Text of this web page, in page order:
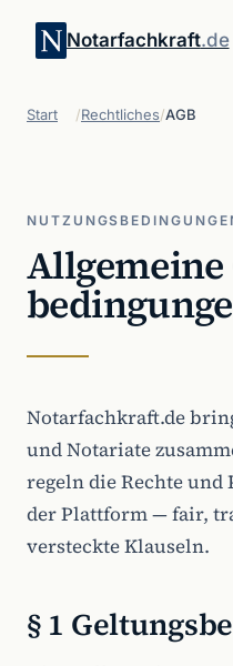
Notarfachkraft.de
Start /Rechtliches/AGB
Notarfachkraft.de
und Notariate
regeln die Rechte
der Plattform — fair,
versteckte Klauseln.
§ 1